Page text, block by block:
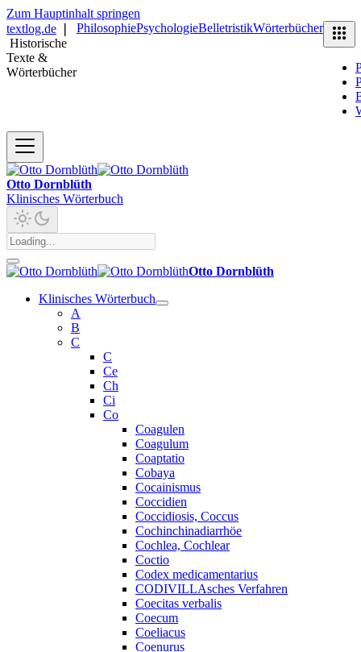
Zum Hauptinhalt springen
textlog.de
Historische
Texte &
Wörterbücher
PhilosophiePsychologieBelletristikWörterbücher
Otto Dornblüth
Klinisches Wörterbuch
Otto Dornblüth
Klinisches Wörterbuch
A
B
C
C
Ce
Ch
Ci
Co
Coagulen
Coagulum
Coaptatio
Cobaya
Cocainismus
Coccidien
Coccidiosis, Coccus
Cochinchinadiarrhöe
Cochlea, Cochlear
Coctio
Codex medicamentarius
CODIVILLAsches Verfahren
Coecitas verbalis
Coecum
Coeliacus
Coenurus